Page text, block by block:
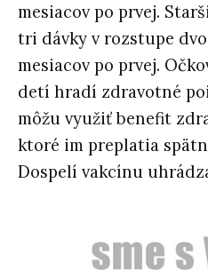
mesiacov po prvej.
tri dávky v rozstupe
mesiacov po prvej.
detí hradí zdravotné
môžu využiť benefit
ktoré im preplatia
Dospelí vakcínu